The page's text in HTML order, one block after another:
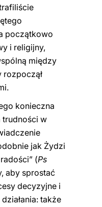
początkowo
i religijny,
między
rozpoczął
konieczna
trudności w
jak Żydzi
(Ps
aby sprostać
decyzyjne i
także